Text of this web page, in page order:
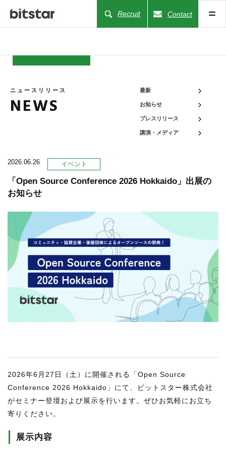
Recruit Contact
NEWS
COMPANY
WORKS
ACTION
RECRUIT
STAFF BLOG
CONTACT US
サイトマップ
約款
プライバシーポリシー
ニュースリリース
NEWS
最新
お知らせ
プレスリリース
講演・メディア
2026.06.26 イベント
「Open Source Conference 2026 Hokkaido」出展の
お知らせ
2026年6月27日（土）に開催される「Open Source
Conference 2026 Hokkaido」にて、ビットスター株式会社
がセミナー登壇および展示を行います。ぜひお気軽にお立ち
寄りください。
展示内容